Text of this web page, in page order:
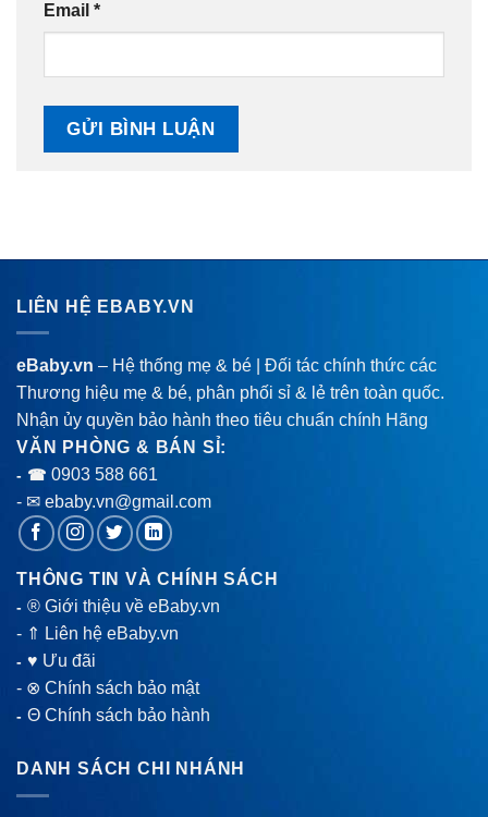
Email *
LIÊN HỆ EBABY.VN
eBaby.vn – Hệ thống mẹ & bé | Đối tác chính thức các
Thương hiệu mẹ & bé, phân phối sỉ & lẻ trên toàn quốc.
Nhận ủy quyền bảo hành theo tiêu chuẩn chính Hãng
VĂN PHÒNG & BÁN SỈ:
- ☎ 0903 588 661
- ✉ ebaby.vn@gmail.com
THÔNG TIN VÀ CHÍNH SÁCH
-® Giới thiệu về eBaby.vn
- ⇑ Liên hệ eBaby.vn
-♥ Ưu đãi
- ⊗ Chính sách bảo mật
-Θ Chính sách bảo hành
DANH SÁCH CHI NHÁNH